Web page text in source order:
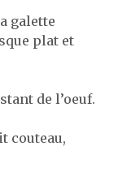
galette
plat et
de l’oeuf.
couteau,